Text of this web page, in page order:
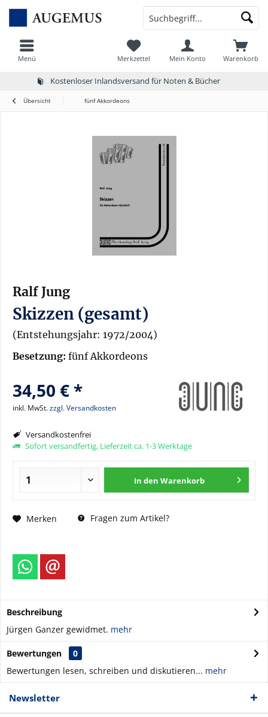
Kostenloser Inlandsversand für Noten & Bücher
Menü Warenkorb
Merkzettel Mein Konto
Übersicht fünf Akkordeons
Ralf Jung
Skizzen (gesamt)
(Entstehungsjahr: 1972/2004)
Besetzung: fünf Akkordeons
34,50 € *
inkl. MwSt.zzgl. Versandkosten
Versandkostenfrei
Sofort versandfertig, Lieferzeit ca. 1-3 Werktage
In den Warenkorb
Merken Fragen zum Artikel?
Beschreibung
Jürgen Ganzer gewidmet. mehr
Bewertungen
0
Bewertungen lesen, schreiben und diskutieren... mehr
Newsletter